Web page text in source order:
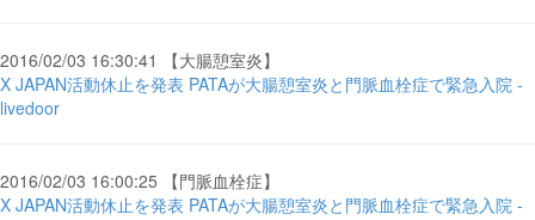
2016/02/03 16:30:41 【大腸憩室炎】
X JAPAN活動休止を発表 PATAが大腸憩室炎と門脈血栓症で緊急入院 -
livedoor
2016/02/03 16:00:25 【門脈血栓症】
X JAPAN活動休止を発表 PATAが大腸憩室炎と門脈血栓症で緊急入院 -